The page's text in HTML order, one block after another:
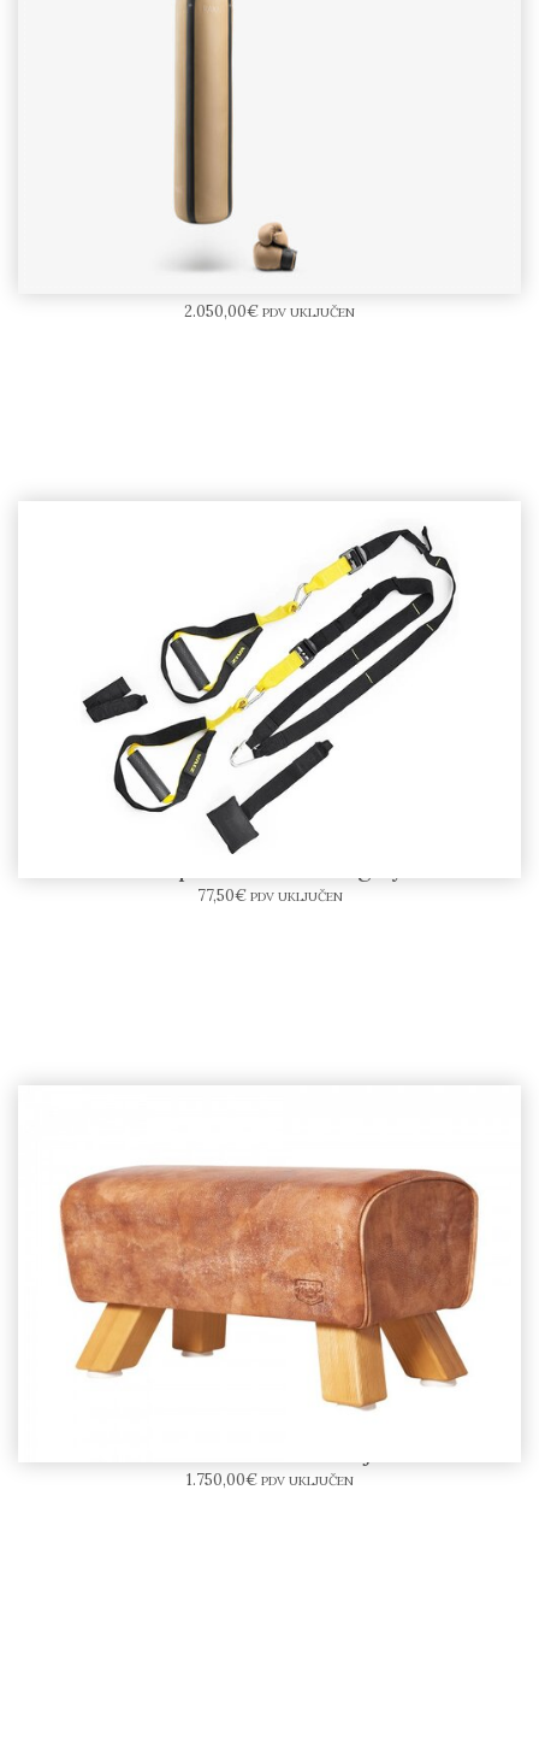
PENT RAXA™ Set
2.050,00€ PDV UKLJUČEN
77,50€ PDV UKLJUČEN
1.750,00€ PDV UKLJUČEN